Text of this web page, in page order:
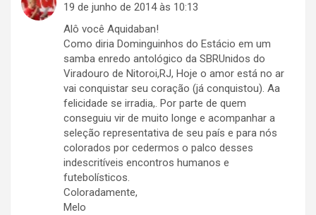
19 de junho de 2014 às 10:13
Alô você Aquidaban!
Como diria Dominguinhos do Estácio em um
samba enredo antológico da SBRUnidos do
Viradouro de Nitoroi,RJ, Hoje o amor está no ar
vai conquistar seu coração (já conquistou). Aa
felicidade se irradia,. Por parte de quem
conseguiu vir de muito longe e acompanhar a
seleção representativa de seu país e para nós
colorados por cedermos o palco desses
indescritíveis encontros humanos e
futebolísticos.
Coloradamente,
Melo